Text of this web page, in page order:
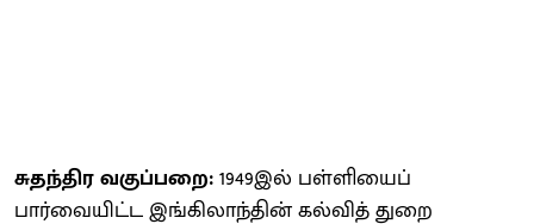
சுதந்திர வகுப்பறை:1949இல் பள்ளியைப்
பார்வையிட்ட இங்கிலாந்தின் கல்வித் துறை